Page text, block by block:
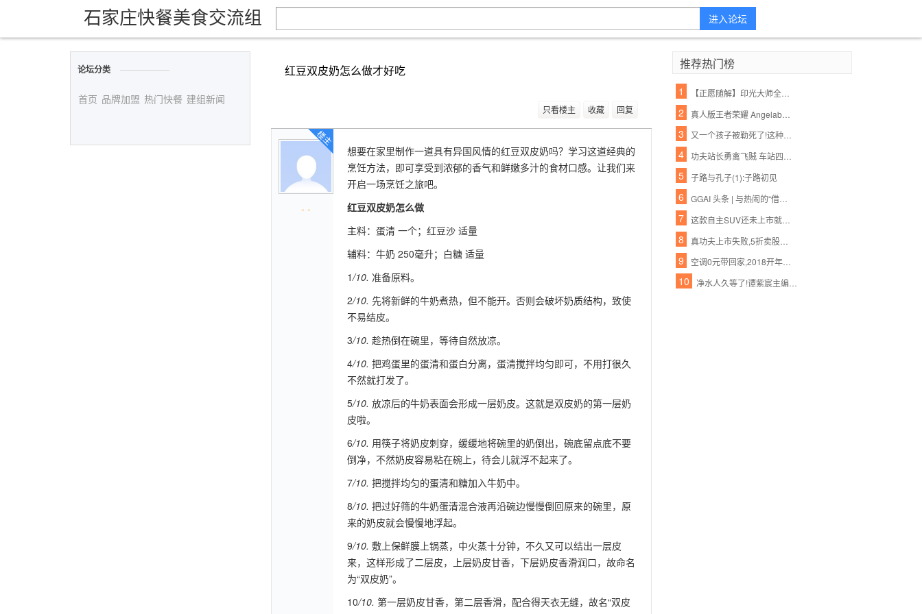
石家庄快餐美食交流组 进入论坛
论坛分类
首页 品牌加盟 热门快餐 建组新闻
红豆双皮奶怎么做才好吃
只看楼主 收藏 回复
- -
楼主
想要在家里制作一道具有异国风情的红豆双皮奶吗？学习这道经典的
烹饪方法，即可享受到浓郁的香气和鲜嫩多汁的食材口感。让我们来
开启一场烹饪之旅吧。
红豆双皮奶怎么做
主料：蛋清 一个；红豆沙 适量
辅料：牛奶 250毫升；白糖 适量
1/10. 准备原料。
2/10. 先将新鲜的牛奶煮热，但不能开。否则会破坏奶质结构，致使
不易结皮。
3/10. 趁热倒在碗里，等待自然放凉。
4/10. 把鸡蛋里的蛋清和蛋白分离，蛋清搅拌均匀即可，不用打很久
不然就打发了。
5/10. 放凉后的牛奶表面会形成一层奶皮。这就是双皮奶的第一层奶
皮啦。
6/10. 用筷子将奶皮刺穿，缓缓地将碗里的奶倒出，碗底留点底不要
倒净，不然奶皮容易粘在碗上，待会儿就浮不起来了。
7/10. 把搅拌均匀的蛋清和糖加入牛奶中。
8/10. 把过好筛的牛奶蛋清混合液再沿碗边慢慢倒回原来的碗里，原
来的奶皮就会慢慢地浮起。
9/10. 敷上保鲜膜上锅蒸，中火蒸十分钟，不久又可以结出一层皮
来，这样形成了二层皮，上层奶皮甘香，下层奶皮香滑润口，故命名
为“双皮奶”。
10/10. 第一层奶皮甘香，第二层香滑，配合得天衣无缝，故名“双皮
推荐热门榜
1 【正愿随解】印光大师全集净土法要 ——净业行持篇.功夫境界(11、12)
2 真人版王者荣耀 Angelababy林志玲将穿它们去作战
3 又一个孩子被勒死了!这种衣服一年害死不少孩子,90%的父母都忽略了,千万别再给孩子穿了!
4
5 子路与孔子(1):子路初见
6 GGAI 头条 | 与热闹的“借壳上市“不同,360的人工智能战略一直都很低调,很强大
7 这款自主SUV还未上市就先火,御用奔驰设计师将自主品牌提升更高档次
8 真功夫上市失败,5折卖股无人接盘,一出婚变引发的商业惨剧
9 空调0元带回家,2018开年美滋滋
10